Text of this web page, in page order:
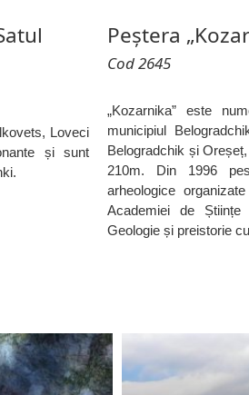
Loveci
și sunt
Peștera
Cod 2645
„Kozarnika” este
municipiul
Belogradchik și
210m. Din 1996
arheologice
Academiei de
Geologie și preistorie